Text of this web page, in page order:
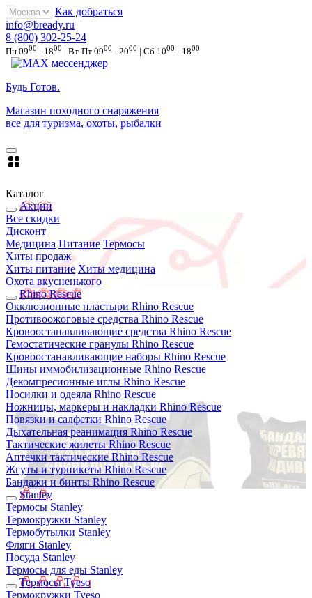
Как добраться
info@bready.ru
8 (800) 302-25-24
Пн 0900 - 1800 | Вт-Пт 0900 - 2000 | Сб 1000 - 1800
Будь Готов.
Магазин походного снаряжения
все для туризма, охоты, рыбалки
Каталог
Акции
Все скидки
Дисконт
Медицина Питание Термосы
Хиты продаж
Хиты питание Хиты медицина
Охота вкусненького
Rhino Rescue
Окклюзионные пластыри Rhino Rescue
Противоожоговые средства Rhino Rescue
Кровоостанавливающие средства Rhino Rescue
Гемостатические гранулы Rhino Rescue
Кровоостанавливающие наборы Rhino Rescue
Шины иммобилизационные Rhino Rescue
Декомпресионные иглы Rhino Rescue
Носилки и одеяла Rhino Rescue
Ножницы, маркеры и накладки Rhino Rescue
Повязки и салфетки Rhino Rescue
Дыхательная реанимация Rhino Rescue
Тактические жилеты Rhino Rescue
Аптечки тактические Rhino Rescue
Жгуты и турникеты Rhino Rescue
Бандажи и бинты Rhino Rescue
Stanley
Термосы Stanley
Термокружки Stanley
Термобутылки Stanley
Фляги Stanley
Посуда Stanley
Термосы для еды Stanley
Термосы Tyeso
Термокружки Tyeso